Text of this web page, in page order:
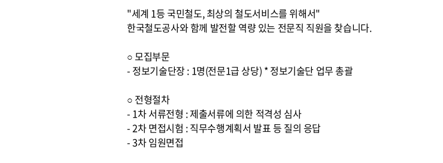
"세계 1등 국민철도, 최상의 철도서비스를 위해서"
한국철도공사와 함께 발전할 역량 있는 전문직 직원을 찾습니다.
○ 모집부문
- 정보기술단장 : 1명(전문1급 상당) * 정보기술단 업무 총괄
○ 전형절차
- 1차 서류전형 : 제출서류에 의한 적격성 심사
- 2차 면접시험 : 직무수행계획서 발표 등 질의 응답
- 3차 임원면접